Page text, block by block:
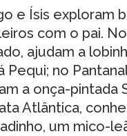
e Ísis exploram
com o pai. No
ajudam a
Pequi; no
a onça-pintada
Atlântica,
um mico-